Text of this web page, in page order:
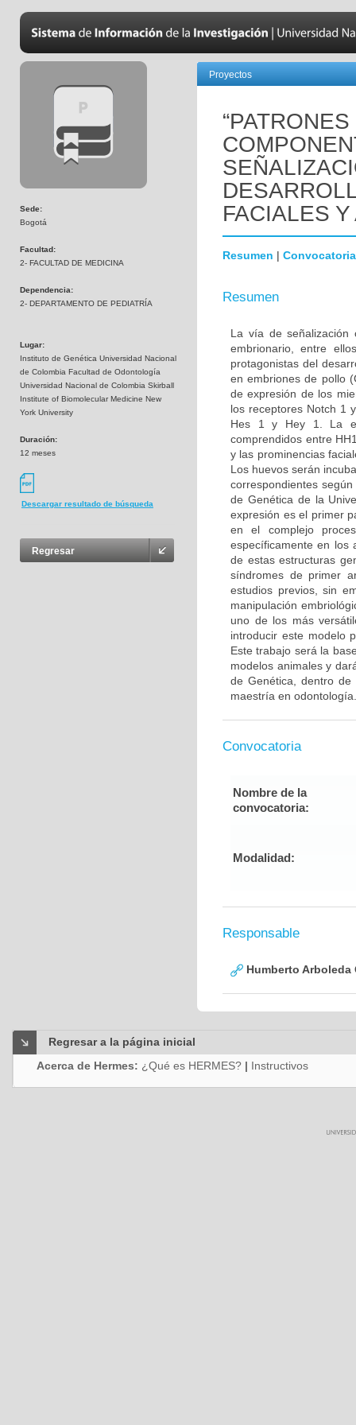
Sede:
Bogotá
Facultad:
2- FACULTAD DE MEDICINA
Dependencia:
2- DEPARTAMENTO DE PEDIATRÍA
Lugar:
Instituto de Genética Universidad Nacional
de Colombia Facultad de Odontología
Universidad Nacional de Colombia Skirball
Institute of Biomolecular Medicine New
York University
Duración:
12 meses
Descargar resultado de búsqueda
Regresar
Proyectos
FACIALES
Resumen | Convocatoria
Resumen
La vía de señalización
embrionario, entre
protagonistas del
en embriones de pollo
de expresión de los
los receptores Notch 1
Hes 1 y Hey 1. La
comprendidos entre
y las prominencias
Los huevos serán
correspondientes
de Genética de la
expresión es el primer
en el complejo
específicamente en los
de estas estructuras
síndromes de primer
estudios previos, sin
manipulación
uno de los más
introducir este modelo
Este trabajo será la
modelos animales y
de Genética, dentro
maestría en odontología.
Convocatoria
Nombre de la
convocatoria:
Modalidad:
Responsable
Humberto Arboleda
Regresar a la página inicial
Acerca de Hermes: ¿Qué es HERMES? | Instructivos